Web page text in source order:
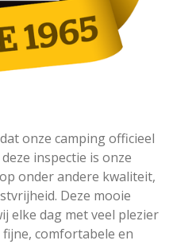
onze camping officieel
inspectie is onze
onder andere kwaliteit,
Deze mooie
elke dag met veel plezier
comfortabele en